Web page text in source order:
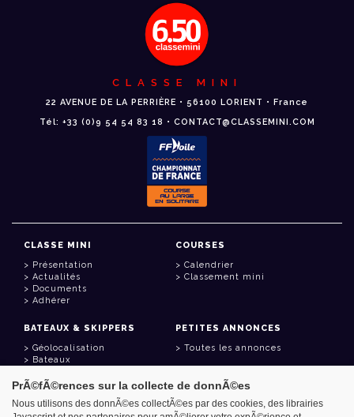
CLASSE MINI
22 AVENUE DE LA PERRIÈRE • 56100 LORIENT • France
Tél: +33 (0)9 54 54 83 18 • CONTACT@CLASSEMINI.COM
CLASSE MINI
Présentation
Actualités
Documents
Adhérer
COURSES
Calendrier
Classement mini
BATEAUX & SKIPPERS
Géolocalisation
Bateaux
PETITES ANNONCES
Toutes les annonces
LIENS UTILES
PrÃ©fÃ©rences sur la collecte de donnÃ©es
Nous utilisons des donnÃ©es collectÃ©es par des cookies, des librairies